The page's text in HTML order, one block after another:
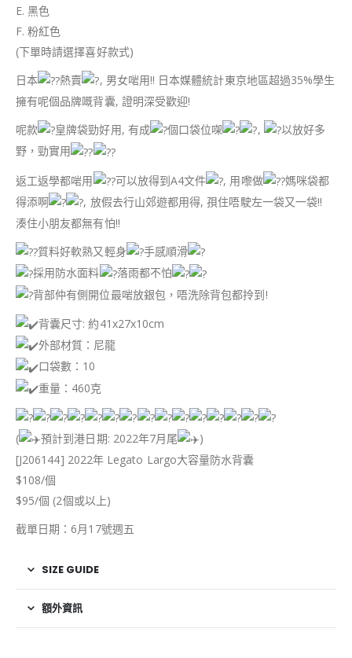
E. 黑色
F. 粉紅色
(下單時請選擇喜好款式)
日本
熱賣
, 男女啱用!! 日本媒體統計東京地區超過35%學生
擁有呢個品牌嘅背囊, 證明深受歡迎!
呢款
皇牌袋勁好用, 有成 個口袋位㗎 ,
以放好多
野，勁實用
返工返學都啱用
可以放得到A4文件 , 用嚟做
媽咪袋都
得添啊
, 放假去行山郊遊都用得, 孭住唔駛左一袋又一袋!!
湊住小朋友都無有怕!!
質料好軟熟又輕身
手感順滑
採用防水面料
落雨都不怕
背部仲有側開位最啱放銀包，唔洗除背包都拎到!
背囊尺寸: 約41x27x10cm
外部材質：尼龍
口袋數：10
重量：460克
( 預計到港日期: 2022年7月尾
)
[J206144] 2022年 Legato Largo大容量防水背囊
$108/個
$95/個 (2個或以上)
截單日期：6月17號週五
SIZE GUIDE
額外資訊